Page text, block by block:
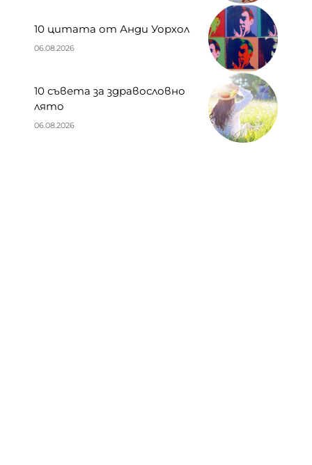
10 цитата от Анди Уорхол
06.08.2026
10 съвета за здравословно
лято
06.08.2026